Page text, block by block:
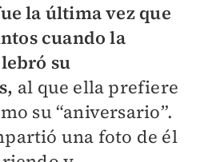
la última vez que
cuando la
su
al que ella prefiere
su “aniversario”.
una foto de él